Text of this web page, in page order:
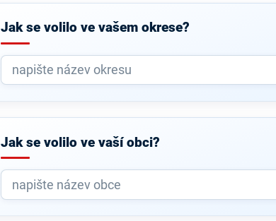
Jak se volilo ve vašem okrese?
Jak se volilo ve vaší obci?